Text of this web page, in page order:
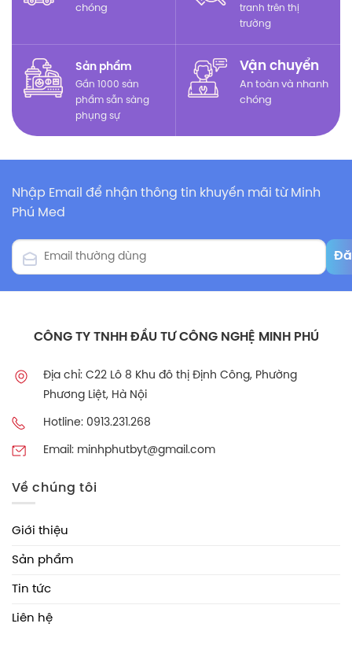
chóng
tranh trên thị
trường
Sản phẩm
Gần 1000 sản
phẩm sẵn sàng
phụng sự
Vận chuyển
An toàn và nhanh
chóng
Nhập Email để nhận thông tin khuyến mãi từ Minh
Phú Med
CÔNG TY TNHH ĐẦU TƯ CÔNG NGHỆ MINH PHÚ
Địa chỉ: C22 Lô 8 Khu đô thị Định Công, Phường
Phương Liệt, Hà Nội
Hotline: 0913.231.268
Email: minhphutbyt@gmail.com
Về chúng tôi
Giới thiệu
Sản phẩm
Tin tức
Liên hệ